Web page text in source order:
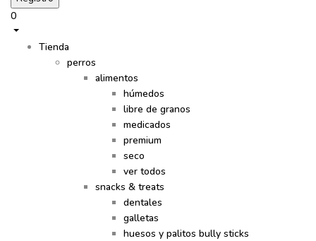
0
Tienda
perros
alimentos
húmedos
libre de granos
medicados
premium
seco
ver todos
snacks & treats
dentales
galletas
huesos y palitos bully sticks